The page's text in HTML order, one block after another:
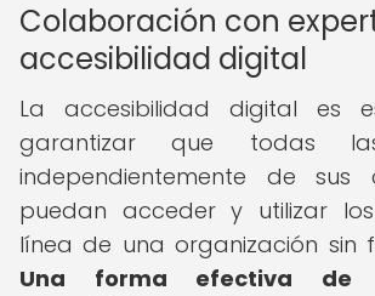
Colaboración con
accesibilidad digital
La accesibilidad digital es
garantizar que todas
independientemente de sus
puedan acceder y utilizar
línea de una organización sin
Una forma efectiva de